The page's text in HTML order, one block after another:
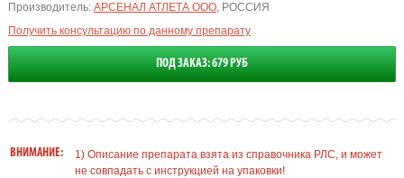
Производитель: АРСЕНАЛ АТЛЕТА ООО, РОССИЯ
Получить консультацию по данному препарату
ПОД ЗАКАЗ: 679 РУБ
ВНИМАНИЕ:
1) Описание препарата взята из справочника РЛС, и может
не совпадать с инструкцией на упаковки!